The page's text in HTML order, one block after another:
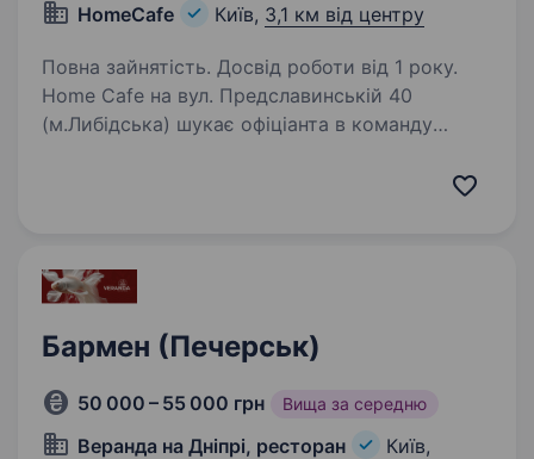
HomeCafe Київ, 3,1 км від центру
Повна зайнятість. Досвід роботи від 1 року.
Home Cafe на вул. Предславинській 40
(м.Либідська) шукає офіціанта в команду
Бармен (Печерськ)
50 000 – 55 000 грн Вища за середню
Веранда на Дніпрі, ресторан
Київ,